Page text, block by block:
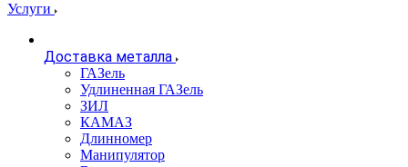
Услуги
Доставка металла
ГАЗель
Удлиненная ГАЗель
ЗИЛ
КАМАЗ
Длинномер
Манипулятор